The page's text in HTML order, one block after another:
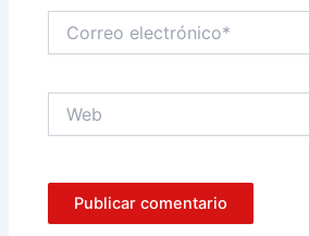
electrónico*